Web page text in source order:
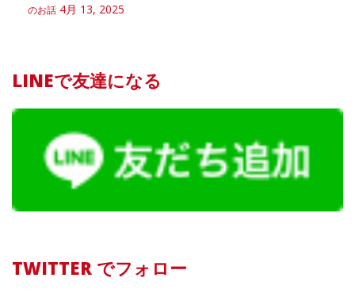
のお話 4月 13, 2025
LINEで友達になる
TWITTER でフォロー